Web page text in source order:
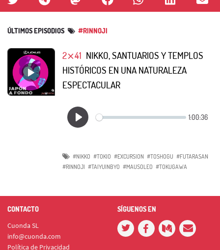
ÚLTIMOS EPISODIOS #RINNOJI
2⨯41 NIKKO, SANTUARIOS Y TEMPLOS
HISTÓRICOS EN UNA NATURALEZA
ESPECTACULAR
#NIKKO #TOKIO #EXCURSION #TOSHOGU #FUTARASAN
#RINNOJI #TAIYUINBYO #MAUSOLEO #TOKUGAWA
CONTACTO
Cuonda SL
info@cuonda.com
Política de Privacidad
SÍGUENOS EN